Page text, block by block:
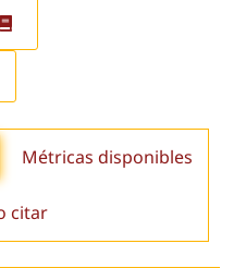
Métricas disponibles
citar